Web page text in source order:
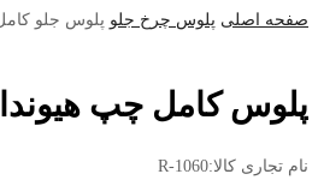
صفحه اصلی پلوس چرخ جلو پلوس جلو
پلوس کامل چپ هیوندا
نام تجاری کالا:R-1060